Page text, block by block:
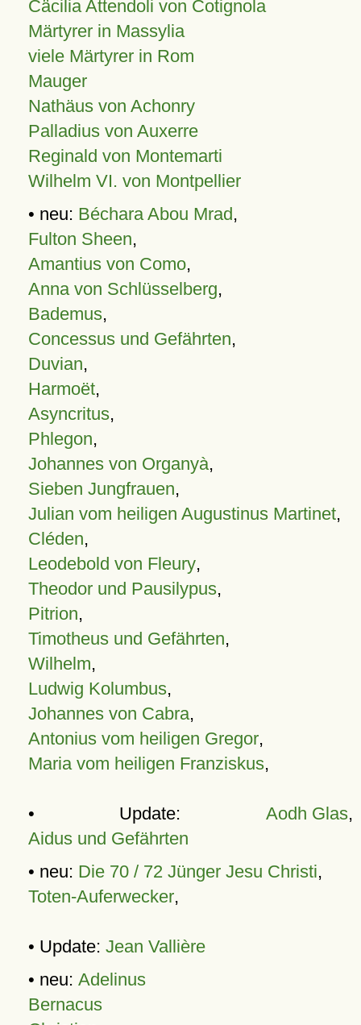
Cäcilia Attendoli von Cotignola
Märtyrer in Massylia
viele Märtyrer in Rom
Mauger
Nathäus von Achonry
Palladius von Auxerre
Reginald von Montemarti
Wilhelm VI. von Montpellier
• neu: Béchara Abou Mrad,
Fulton Sheen,
Amantius von Como,
Anna von Schlüsselberg,
Bademus,
Concessus und Gefährten,
Duvian,
Harmoët,
Asyncritus,
Phlegon,
Johannes von Organyà,
Sieben Jungfrauen,
Julian vom heiligen Augustinus Martinet,
Cléden,
Leodebold von Fleury,
Theodor und Pausilypus,
Pitrion,
Timotheus und Gefährten,
Wilhelm,
Ludwig Kolumbus,
Johannes von Cabra,
Antonius vom heiligen Gregor,
Maria vom heiligen Franziskus,
• Update: Aodh Glas,
Aidus und Gefährten
• neu: Die 70 / 72 Jünger Jesu Christi,
Toten-Auferwecker,
• Update: Jean Vallière
• neu: Adelinus
Bernacus